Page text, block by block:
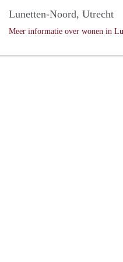
Lunetten-Noord, Utrecht
Meer informatie over wonen in